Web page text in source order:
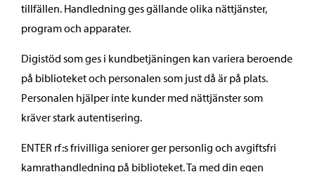
tillfällen. Handledning ges gällande olika nättjänster,
program och apparater.
Digistöd som ges i kundbetjäningen kan variera beroende
på biblioteket och personalen som just då är på plats.
Personalen hjälper inte kunder med nättjänster som
kräver stark autentisering.
ENTER rf:s frivilliga seniorer ger personlig och avgiftsfri
kamrathandledning på biblioteket. Ta med din egen